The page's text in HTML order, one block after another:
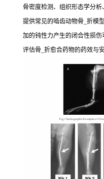
骨密度检测、组织形态学分析
提供常见的啮齿动物骨_折模
加的钝性力产生的闭合性损
评估骨_折愈合药物的药效与